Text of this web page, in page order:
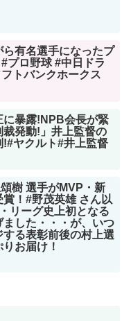
有名選手になったプ
プロ野球 #中日ドラ
トバンクホークス
に暴露!NPB会長が緊
発動!」井上監督の
!#ヤクルト#井上監督
頌樹 選手がMVP・新
賞！#野茂英雄 さん以
リーグ史上初となる
した・・・が、いつ
する表彰前後の村上選
お届け！